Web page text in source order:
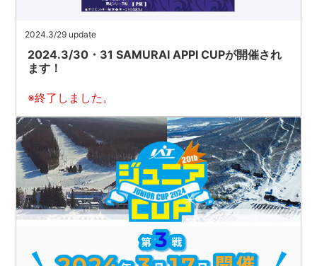
2024.3/29 update
2024.3/30・31 SAMURAI APPI CUPが開催され
ます！
※終了しました。